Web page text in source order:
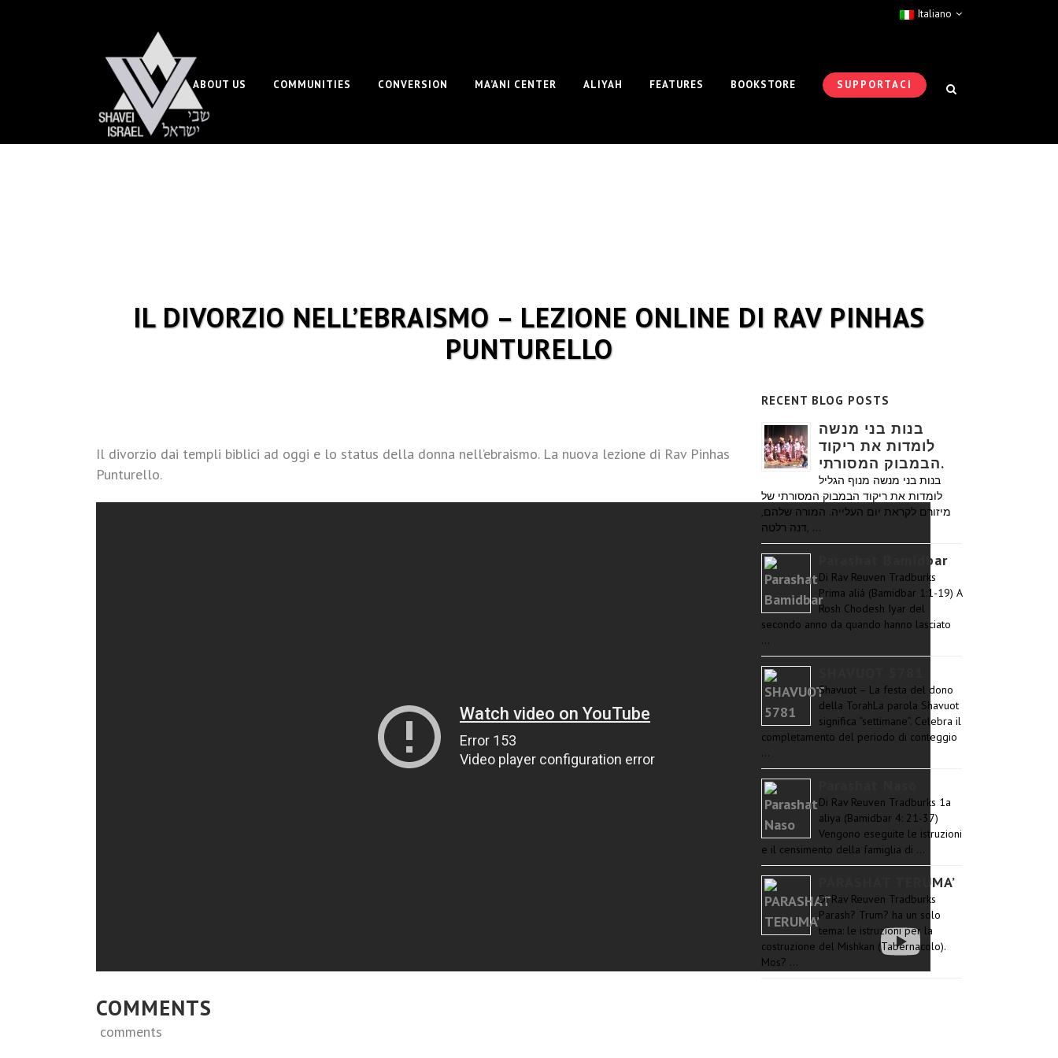
Italiano
SUPPORTACI
ABOUT US COMMUNITIES CONVERSION MA’ANI CENTER ALIYAH FEATURES BOOKSTORE
IL DIVORZIO NELL’EBRAISMO – LEZIONE ONLINE DI RAV PINHAS
PUNTURELLO
Il divorzio dai templi biblici ad oggi e lo status della donna nell’ebraismo. La nuova lezione di Rav Pinhas
Punturello.
COMMENTS
comments
RECENT BLOG POSTS
בנות בני מנשה
לומדות את ריקוד
הבמבוק המסורתי.
בנות בני מנשה מנוף הגליל
לומדות את ריקוד הבמבוק המסורתי של
מיזורם לקראת יום העלייה. המורה שלהם,
דנה רלטה, …
Parashat Bamidbar
Di Rav Reuven Tradburks
Prima aliá (Bamidbar 1:1-19) A
Rosh Chodesh Iyar del
secondo anno da quando hanno lasciato
…
Shavuot – La festa del dono
della TorahLa parola Shavuot
significa “settimane”. Celebra il
completamento del periodo di conteggio
…
Di Rav Reuven Tradburks 1a
aliya (Bamidbar 4: 21-37)
Vengono eseguite le istruzioni
e il censimento della famiglia di …
PARASHAT TERUMA’
Di Rav Reuven Tradburks
Parash? Trum? ha un solo
tema: le istruzioni per la
costruzione del Mishkan (Tabernacolo).
Mos? …